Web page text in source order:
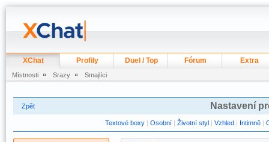
XChat Profily Duel / Top Fórum Extra
Místnosti Srazy Smajlíci
Zpět Nastavení
Textové boxy| Osobní| Životní styl| Vzhled| Intimně|